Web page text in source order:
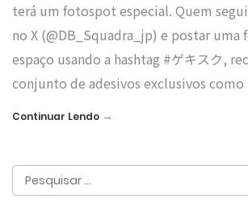
terá um fotospot especial. Quem
no X (@DB_Squadra_jp) e postar uma
espaço usando a hashtag #ゲキスク,
conjunto de adesivos exclusivos
Continuar Lendo →